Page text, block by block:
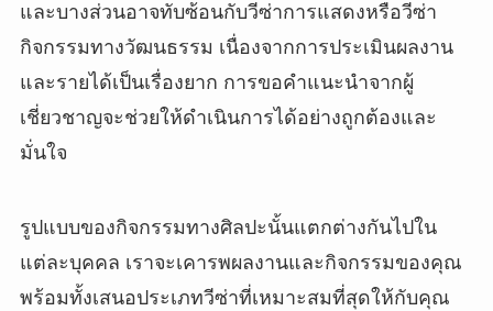
และบางส่วนอาจทับซ้อนกับวีซ่าการแสดงหรือวีซ่า
กิจกรรมทางวัฒนธรรม เนื่องจากการประเมินผลงาน
และรายได้เป็นเรื่องยาก การขอคำแนะนำจากผู้
เชี่ยวชาญจะช่วยให้ดำเนินการได้อย่างถูกต้องและ
มั่นใจ
รูปแบบของกิจกรรมทางศิลปะนั้นแตกต่างกันไปใน
แต่ละบุคคล เราจะเคารพผลงานและกิจกรรมของคุณ
พร้อมทั้งเสนอประเภทวีซ่าที่เหมาะสมที่สุดให้กับคุณ